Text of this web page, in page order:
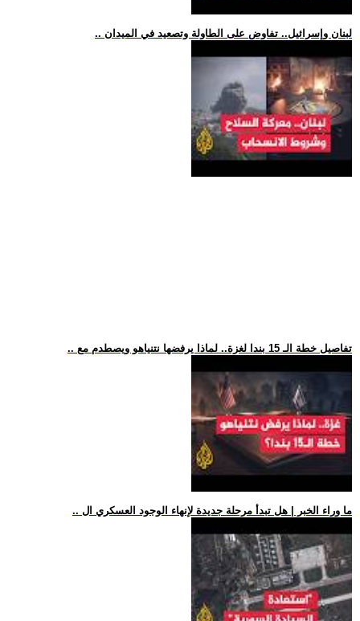
.. لبنان وإسرائيل.. تفاوض على الطاولة وتصعيد في الميدان
.. تفاصيل خطة الـ 15 بندا لغزة.. لماذا يرفضها نتنياهو ويصطدم مع
.. ما وراء الخبر | هل تبدأ مرحلة جديدة لإنهاء الوجود العسكري ال